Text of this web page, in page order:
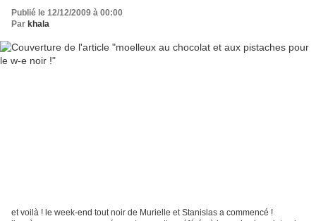
Publié le 12/12/2009 à 00:00
Par khala
et voilà ! le week-end tout noir de Murielle et Stanislas a commencé !